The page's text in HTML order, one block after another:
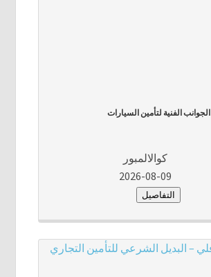
الجوانب الفنية لتأمين السيارات
كوالالمبور
2026-08-09
التفاصيل